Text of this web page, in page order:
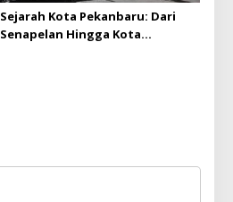
Sejarah Kota Pekanbaru: Dari
Senapelan Hingga Kota